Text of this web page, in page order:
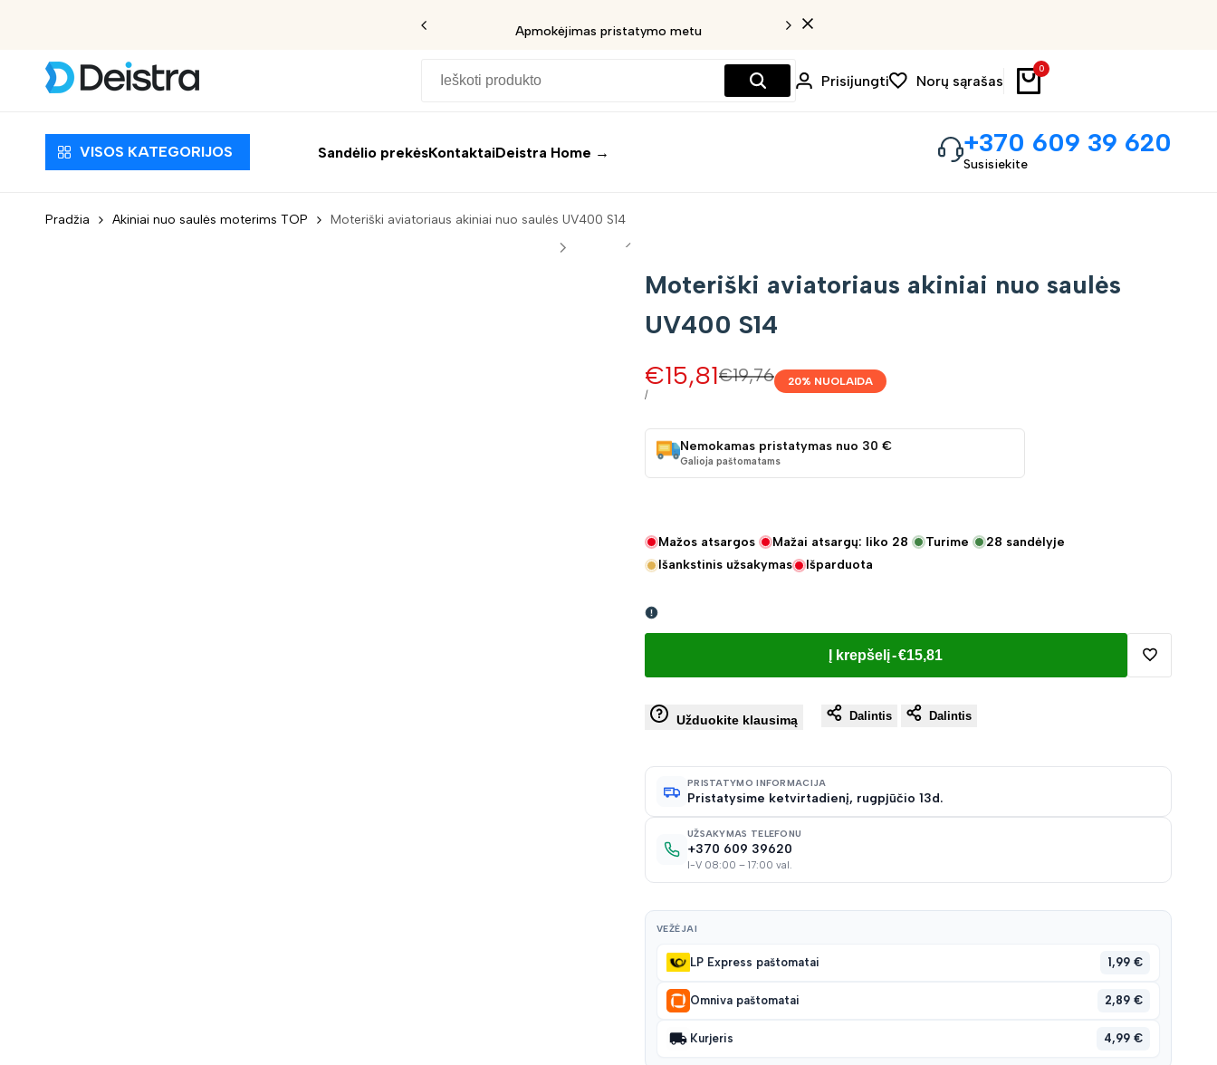
Apmokėjimas pristatymo metu
Prisijungti Norų sąrašas
0
VISOS KATEGORIJOS Sandėlio prekėsKontaktaiDeistra Home → +370 609 39 620
Susisiekite
Pradžia Akiniai nuo saulės moterims TOP Moteriški aviatoriaus akiniai nuo saulės UV400 S14
Moteriški aviatoriaus akiniai nuo saulės
UV400 S14
Įprasta
€19,76
Pardavimo
kaina
€15,81
VIENETO
/
20% NUOLAIDA
Nemokamas pristatymas nuo 30 €
Galioja paštomatams
Mažos atsargos Mažai atsargų: liko 28 Turime 28 sandėlyje
Išankstinis užsakymas
Išparduota
Į krepšelį-€15,81
Pridėti
norų
sąrašą
Užduokite klausimą Dalintis Dalintis
PRISTATYMO INFORMACIJA
Pristatysime ketvirtadienį, rugpjūčio 13d.
UŽSAKYMAS TELEFONU
+370 609 39620
I-V 08:00 – 17:00 val.
VEŽĖJAI
LP Express paštomatai 1,99 €
Omniva paštomatai 2,89 €
Kurjeris 4,99 €